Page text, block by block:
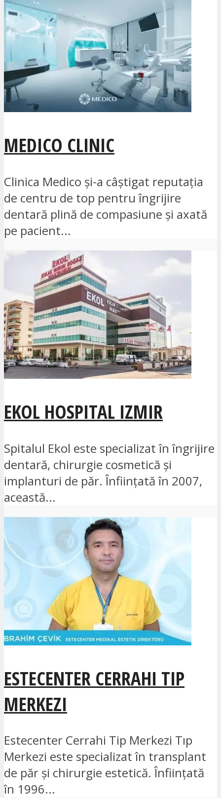
MEDICO CLINIC
Clinica Medico și-a câștigat reputația
de centru de top pentru îngrijire
dentară plină de compasiune și axată
pe pacient...
EKOL HOSPITAL IZMIR
Spitalul Ekol este specializat în îngrijire
dentară, chirurgie cosmetică și
implanturi de păr. Înființată în 2007,
această...
ESTECENTER CERRAHI TIP
MERKEZI
Estecenter Cerrahi Tip Merkezi Tıp
Merkezi este specializat în transplant
de păr și chirurgie estetică. Înființată
în 1996...